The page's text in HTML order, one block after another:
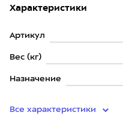
Характеристики
Артикул
Вес (кг)
Назначение
Все характеристики